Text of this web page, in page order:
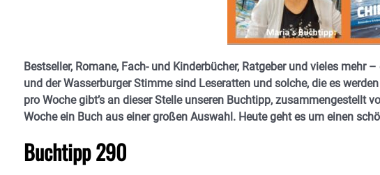
Bestseller, Romane, Fach- und Kinderbücher, Ratgeber und vieles mehr
und der Wasserburger Stimme sind Leseratten und solche, die es
pro Woche gibt’s an dieser Stelle unseren Buchtipp, zusammengestellt
Woche ein Buch aus einer großen Auswahl. Heute geht es um einen
Buchtipp 290